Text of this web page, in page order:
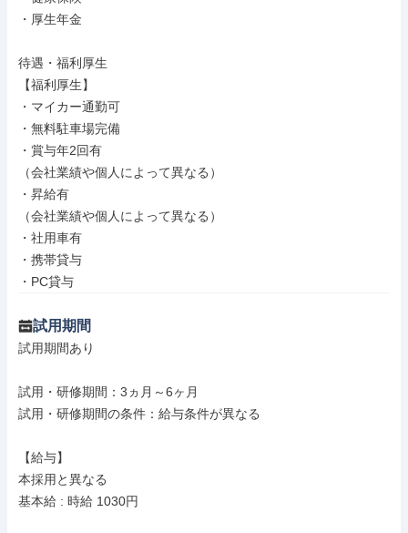
・厚生年金
待遇・福利厚生
【福利厚生】
・マイカー通勤可
・無料駐車場完備
・賞与年2回有
（会社業績や個人によって異なる）
・昇給有
（会社業績や個人によって異なる）
・社用車有
・携帯貸与
・PC貸与
試用期間
試用期間あり
試用・研修期間：3ヵ月～6ヶ月
試用・研修期間の条件：給与条件が異なる
【給与】
本採用と異なる
基本給 : 時給 1030円